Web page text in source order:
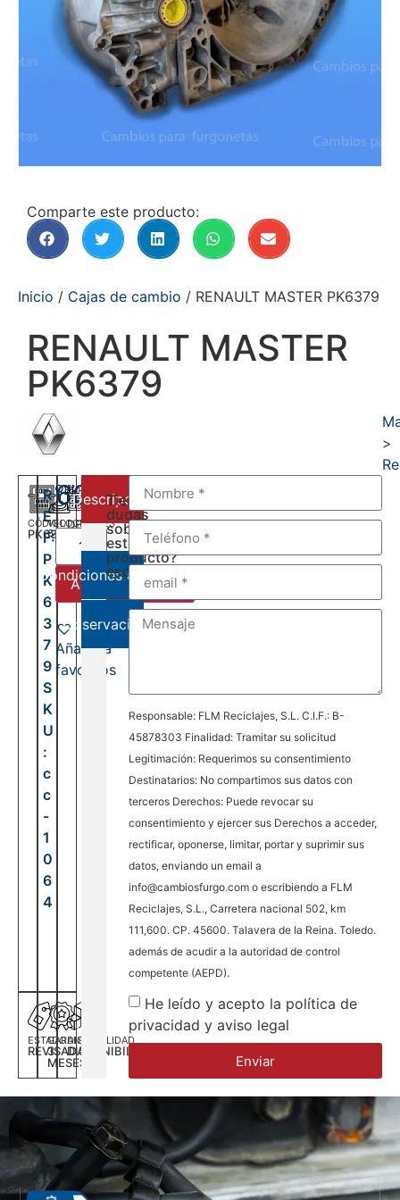
Comparte este producto:
Inicio / Cajas de cambio / RENAULT MASTER PK6379
RENAULT MASTER
PK6379
>
CÓDIGO
PK6379
VELOCIDADES
6
DEL:
AL:
ESTADO
REVISADA
GARANTÍA
3
MESES
DISPONILIDAD
DISPONIBILIDAD
R
E
F:
P
K
6
3
7
9
S
K
U
:
c
c
-
1
0
6
4
600,00€
Añadir al carrito
Añadir a
favoritos
Descripción
Condiciones de venta
Observaciones
Tienes
dudas
sobre
este
producto?
escríbenos:
Responsable: FLM Reciclajes, S.L. C.I.F.: B-
45878303 Finalidad: Tramitar su solicitud
Legitimación: Requerimos su consentimiento
Destinatarios: No compartimos sus datos con
terceros Derechos: Puede revocar su
consentimiento y ejercer sus Derechos a acceder,
rectificar, oponerse, limitar, portar y suprimir sus
datos, enviando un email a
info@cambiosfurgo.com o escribiendo a FLM
Reciclajes, S.L., Carretera nacional 502, km
111,600. CP. 45600. Talavera de la Reina. Toledo.
además de acudir a la autoridad de control
competente (AEPD).
He leído y acepto la política de
privacidad y aviso legal
Enviar